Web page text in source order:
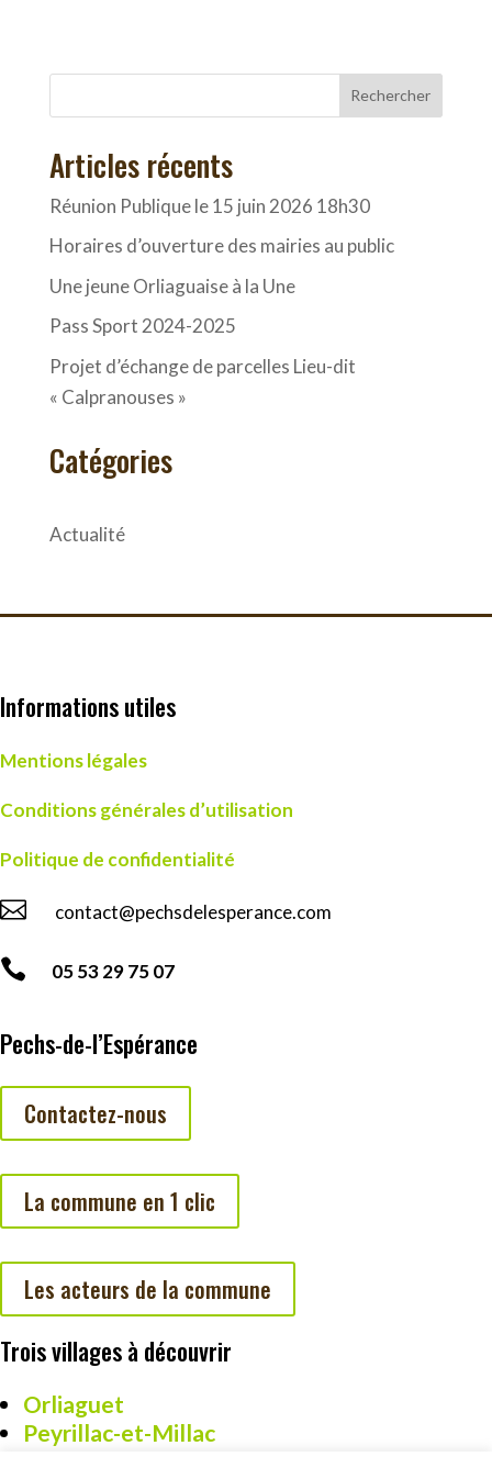
Rechercher
Articles récents
Réunion Publique le 15 juin 2026 18h30
Horaires d’ouverture des mairies au public
Une jeune Orliaguaise à la Une
Pass Sport 2024-2025
Projet d’échange de parcelles Lieu-dit
« Calpranouses »
Catégories
Actualité
Informations utiles
Mentions légales
Conditions générales d’utilisation
Politique de confidentialité
 contact@pechsdelesperance.com
 05 53 29 75 07
Pechs-de-l’Espérance
Contactez-nous
La commune en 1 clic
Les acteurs de la commune
Trois villages à découvrir
Orliaguet
Peyrillac-et-Millac